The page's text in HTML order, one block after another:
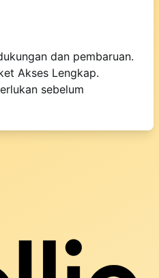
dan pembaruan.
Akses Lengkap.
sebelum